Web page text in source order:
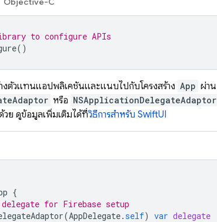
to configure APIs
()
งตัวแทนแอปพลิเคชันและแนบไปกับโครงสร้าง App ผ่าน
หรือ NSApplicationDelegateAdaptor
ย ดูข้อมูลเพิ่มเติมได้ที่วิธีการสำหรับ SwiftUI
{
for Firebase setup
(AppDelegate.self) var delegate